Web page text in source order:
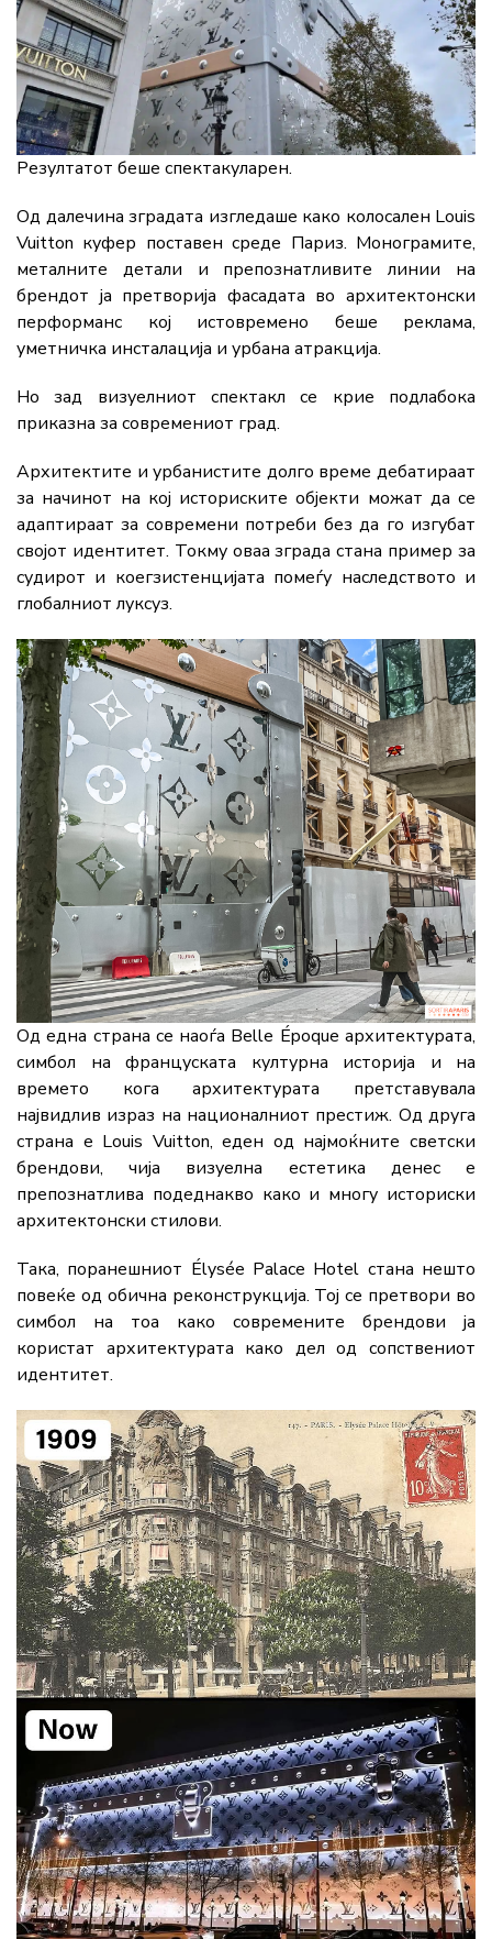
Резултатот беше спектакуларен.
Од далечина зградата изгледаше како колосален Louis
Vuitton куфер поставен среде Париз. Монограмите,
металните детали и препознатливите линии на
брендот ја претворија фасадата во архитектонски
перформанс кој истовремено беше реклама,
уметничка инсталација и урбана атракција.
Но зад визуелниот спектакл се крие подлабока
приказна за современиот град.
Архитектите и урбанистите долго време дебатираат
за начинот на кој историските објекти можат да се
адаптираат за современи потреби без да го изгубат
својот идентитет. Токму оваа зграда стана пример за
судирот и коегзистенцијата помеѓу наследството и
глобалниот луксуз.
Од една страна се наоѓа Belle Époque архитектурата,
симбол на француската културна историја и на
времето кога архитектурата претставувала
највидлив израз на националниот престиж. Од друга
страна е Louis Vuitton, еден од најмоќните светски
брендови, чија визуелна естетика денес е
препознатлива подеднакво како и многу историски
архитектонски стилови.
Така, поранешниот Élysée Palace Hotel стана нешто
повеќе од обична реконструкција. Тој се претвори во
симбол на тоа како современите брендови ја
користат архитектурата како дел од сопствениот
идентитет.